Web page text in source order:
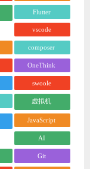
Flutter
vscode
composer
OneThink
swoole
虚拟机
JavaScript
AI
Git